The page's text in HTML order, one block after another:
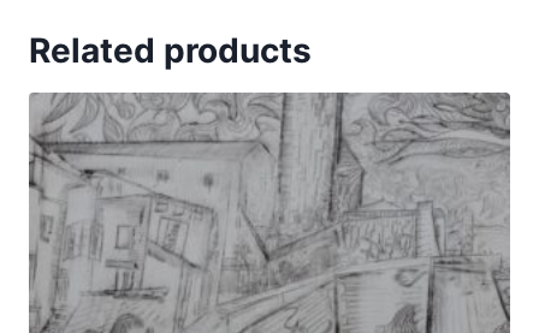
Related products